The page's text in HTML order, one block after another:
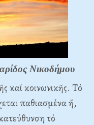
Νικοδήμου
καί κοινωνικῆς. Tό
παθιασμένα ἤ,
τό